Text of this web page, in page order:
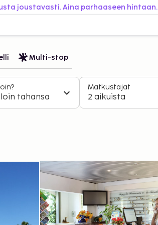
joustavasti. Aina parhaaseen hintaan.
Multi-stop
tahansa
Matkustajat
2 aikuista